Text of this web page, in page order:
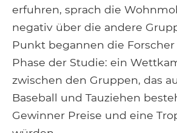
erfuhren, sprach die
negativ über die andere
Punkt begannen die
Phase der Studie: ein
zwischen den Gruppen, das
Baseball und Tauziehen
Gewinner Preise und eine